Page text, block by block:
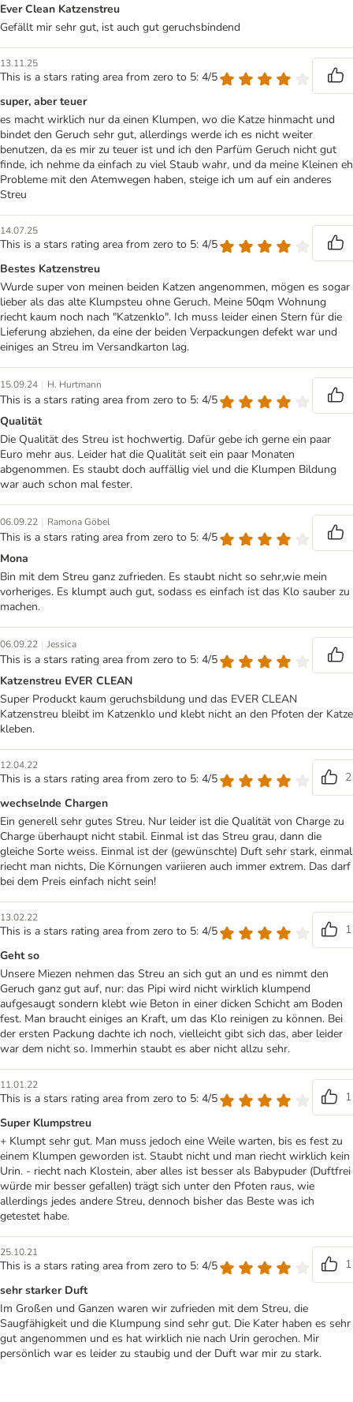
Ever Clean Katzenstreu
Gefällt mir sehr gut, ist auch gut geruchsbindend
13.11.25
This is a stars rating area from zero to 5: 4/5
super, aber teuer
es macht wirklich nur da einen Klumpen, wo die Katze hinmacht und
bindet den Geruch sehr gut, allerdings werde ich es nicht weiter
benutzen, da es mir zu teuer ist und ich den Parfüm Geruch nicht gut
finde, ich nehme da einfach zu viel Staub wahr, und da meine Kleinen eh
Probleme mit den Atemwegen haben, steige ich um auf ein anderes
Streu
14.07.25
This is a stars rating area from zero to 5: 4/5
Bestes Katzenstreu
Wurde super von meinen beiden Katzen angenommen, mögen es sogar
lieber als das alte Klumpsteu ohne Geruch. Meine 50qm Wohnung
riecht kaum noch nach "Katzenklo". Ich muss leider einen Stern für die
Lieferung abziehen, da eine der beiden Verpackungen defekt war und
einiges an Streu im Versandkarton lag.
15.09.24 | H. Hurtmann
This is a stars rating area from zero to 5: 4/5
Qualität
Die Qualität des Streu ist hochwertig. Dafür gebe ich gerne ein paar
Euro mehr aus. Leider hat die Qualität seit ein paar Monaten
abgenommen. Es staubt doch auffällig viel und die Klumpen Bildung
war auch schon mal fester.
06.09.22 | Ramona Göbel
This is a stars rating area from zero to 5: 4/5
Mona
Bin mit dem Streu ganz zufrieden. Es staubt nicht so sehr,wie mein
vorheriges. Es klumpt auch gut, sodass es einfach ist das Klo sauber zu
machen.
06.09.22 | Jessica
This is a stars rating area from zero to 5: 4/5
Katzenstreu EVER CLEAN
Super Produckt kaum geruchsbildung und das EVER CLEAN
Katzenstreu bleibt im Katzenklo und klebt nicht an den Pfoten der Katze
kleben.
12.04.22
This is a stars rating area from zero to 5: 4/5
2
wechselnde Chargen
Ein generell sehr gutes Streu. Nur leider ist die Qualität von Charge zu
Charge überhaupt nicht stabil. Einmal ist das Streu grau, dann die
gleiche Sorte weiss. Einmal ist der (gewünschte) Duft sehr stark, einmal
riecht man nichts, Die Körnungen variieren auch immer extrem. Das darf
bei dem Preis einfach nicht sein!
13.02.22
This is a stars rating area from zero to 5: 4/5
1
Geht so
Unsere Miezen nehmen das Streu an sich gut an und es nimmt den
Geruch ganz gut auf, nur: das Pipi wird nicht wirklich klumpend
aufgesaugt sondern klebt wie Beton in einer dicken Schicht am Boden
fest. Man braucht einiges an Kraft, um das Klo reinigen zu können. Bei
der ersten Packung dachte ich noch, vielleicht gibt sich das, aber leider
war dem nicht so. Immerhin staubt es aber nicht allzu sehr.
11.01.22
This is a stars rating area from zero to 5: 4/5
1
Super Klumpstreu
+ Klumpt sehr gut. Man muss jedoch eine Weile warten, bis es fest zu
einem Klumpen geworden ist. Staubt nicht und man riecht wirklich kein
Urin. - riecht nach Klostein, aber alles ist besser als Babypuder (Duftfrei
würde mir besser gefallen) trägt sich unter den Pfoten raus, wie
allerdings jedes andere Streu, dennoch bisher das Beste was ich
getestet habe.
25.10.21
This is a stars rating area from zero to 5: 4/5
1
sehr starker Duft
Im Großen und Ganzen waren wir zufrieden mit dem Streu, die
Saugfähigkeit und die Klumpung sind sehr gut. Die Kater haben es sehr
gut angenommen und es hat wirklich nie nach Urin gerochen. Mir
persönlich war es leider zu staubig und der Duft war mir zu stark.